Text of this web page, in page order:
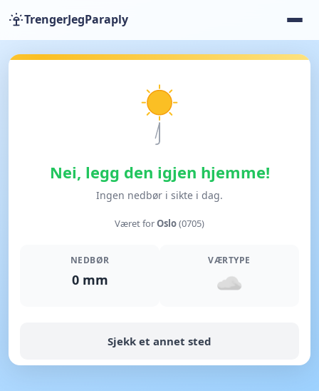
TrengerJegParaply
Nei, legg den igjen hjemme!
Ingen nedbør i sikte i dag.
Været forOslo(0705)
NEDBØR
0 mm
VÆRTYPE
Sjekk et annet sted